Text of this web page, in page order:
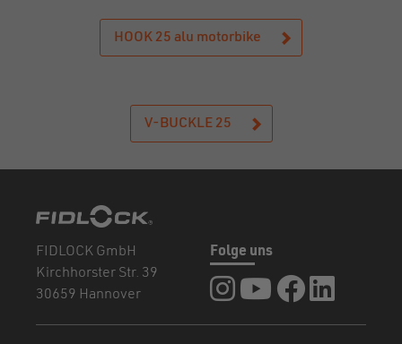
HOOK 25 alu motorbike
V-BUCKLE 25
FIDLOCK GmbH
Kirchhorster Str. 39
30659 Hannover
Folge uns
FIDLOCK auf Instagram
FIDLOCK auf
FIDLOCK auf